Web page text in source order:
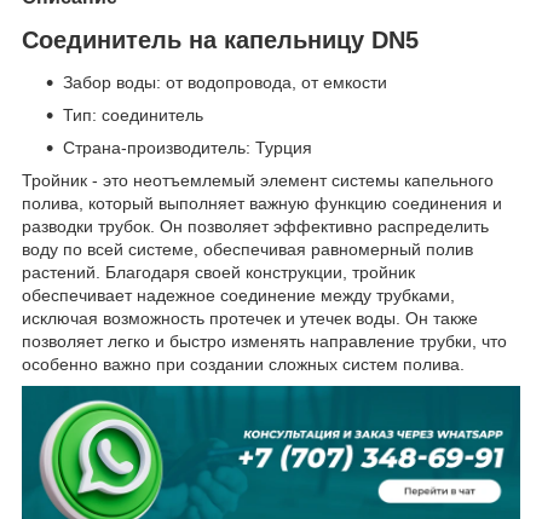
Соединитель на капельницу DN5
Забор воды: от водопровода, от емкости
Тип: соединитель
Страна-производитель: Турция
Тройник - это неотъемлемый элемент системы капельного
полива, который выполняет важную функцию соединения и
разводки трубок. Он позволяет эффективно распределить
воду по всей системе, обеспечивая равномерный полив
растений. Благодаря своей конструкции, тройник
обеспечивает надежное соединение между трубками,
исключая возможность протечек и утечек воды. Он также
позволяет легко и быстро изменять направление трубки, что
особенно важно при создании сложных систем полива.